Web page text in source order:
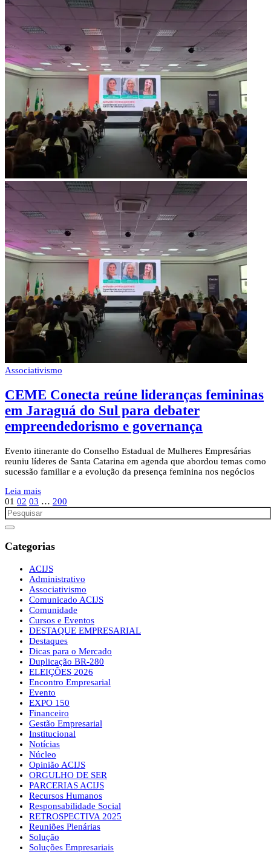
Associativismo
CEME Conecta reúne lideranças femininas
em Jaraguá do Sul para debater
empreendedorismo e governança
Evento itinerante do Conselho Estadual de Mulheres Empresárias
reuniu líderes de Santa Catarina em agenda que abordou temas como
sucessão familiar e a evolução da presença feminina nos negócios
Leia mais
01 02 03 … 200
Categorias
ACIJS
Administrativo
Associativismo
Comunicado ACIJS
Comunidade
Cursos e Eventos
DESTAQUE EMPRESARIAL
Destaques
Dicas para o Mercado
Duplicação BR-280
ELEIÇÕES 2026
Encontro Empresarial
Evento
EXPO 150
Financeiro
Gestão Empresarial
Institucional
Notícias
Núcleo
Opinião ACIJS
ORGULHO DE SER
PARCERIAS ACIJS
Recursos Humanos
Responsabilidade Social
RETROSPECTIVA 2025
Reuniões Plenárias
Solução
Soluções Empresariais